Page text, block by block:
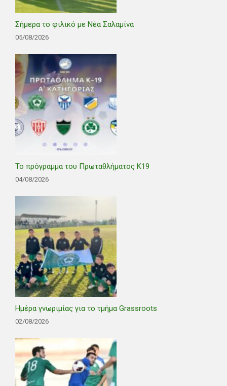
Σήμερα το φιλικό με Νέα Σαλαμίνα
05/08/2026
Το πρόγραμμα του Πρωταθλήματος Κ19
04/08/2026
Ημέρα γνωριμίας για το τμήμα Grassroots
02/08/2026